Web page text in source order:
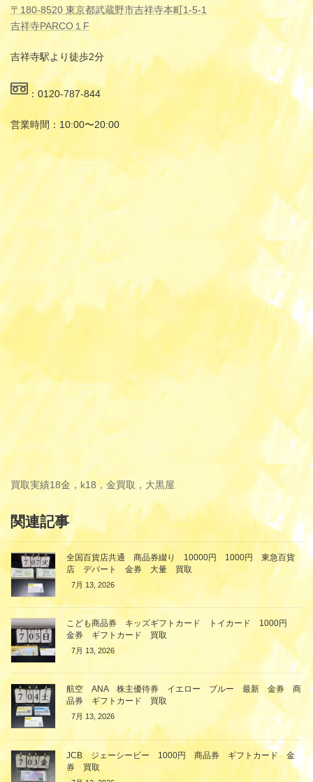
〒180-8520 東京都武蔵野市吉祥寺本町1-5-1
吉祥寺PARCO１F
吉祥寺駅より徒歩2分
：0120-787-844
営業時間：10:00〜20:00
買取実績18金，k18，金買取，大黒屋
関連記事
全国百貨店共通 商品券綴り 10000円 1000円 東急百貨
店 デパート 金券 大量 買取
7月 13, 2026
こども商品券 キッズギフトカード トイカード 1000円
金券 ギフトカード 買取
7月 13, 2026
航空 ANA 株主優待券 イエロー ブルー 最新 金券 商
品券 ギフトカード 買取
7月 13, 2026
JCB ジェーシービー 1000円 商品券 ギフトカード 金
券 買取